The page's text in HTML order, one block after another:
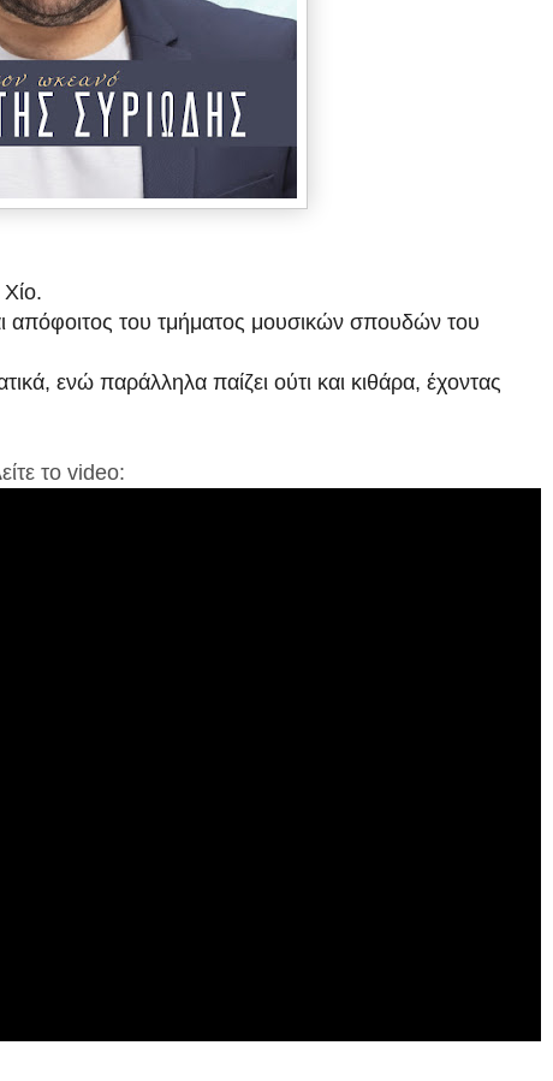
απόφοιτος του τμήματος μουσικών σπουδών του
ενώ παράλληλα παίζει ούτι και κιθάρα, έχοντας
το video: